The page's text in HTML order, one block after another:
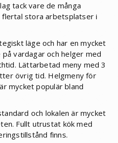
tack vare de många
flertal stora arbetsplatser i
läge och har en mycket
vardagar och helger med
Lättarbetad meny med 3
övrig tid. Helgmeny för
mycket populär bland
och lokalen är mycket
Fullt utrustat kök med
finns.